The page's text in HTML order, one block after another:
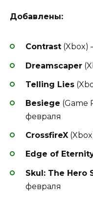
Добавлены:
Contrast (Xbox)
Dreamscaper
Telling Lies
Besiege (Game
февраля
CrossfireX
Edge of
Skul: The Hero
февраля